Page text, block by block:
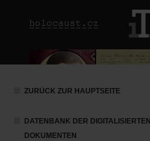
ZURÜCK ZUR HAUPTSEITE
DATENBANK DER DIGITALISIERTEN
DOKUMENTEN